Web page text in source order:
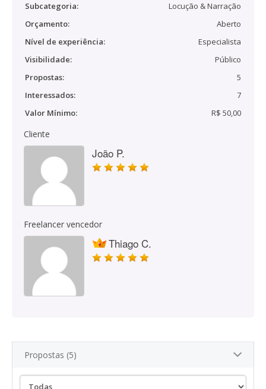
Subcategoria:
Locução & Narração
Orçamento:
Aberto
Nível de experiência:
Especialista
Visibilidade:
Público
Propostas:
5
Interessados:
7
Valor Mínimo:
R$ 50,00
Cliente
João P.
Freelancer vencedor
Thiago C.
Propostas (5)